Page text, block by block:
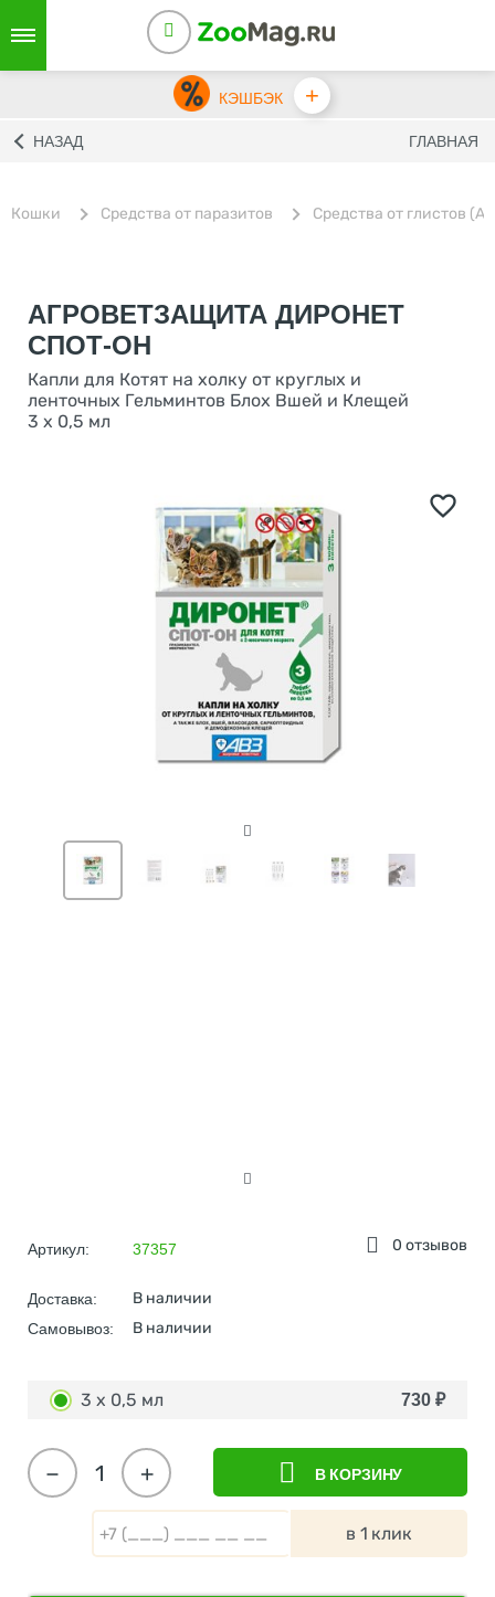
КЭШБЭК +
НАЗАД ГЛАВНАЯ
Кошки Средства от паразитов Средства от глистов
АГРОВЕТЗАЩИТА ДИРОНЕТ
СПОТ-ОН
Капли для Котят на холку от круглых и
ленточных Гельминтов Блох Вшей и Клещей
3 х 0,5 мл
0 отзывов
Артикул: 37357
Доставка: В наличии
Самовывоз: В наличии
3 х 0,5 мл 730 ₽
+
− В КОРЗИНУ
в 1 клик